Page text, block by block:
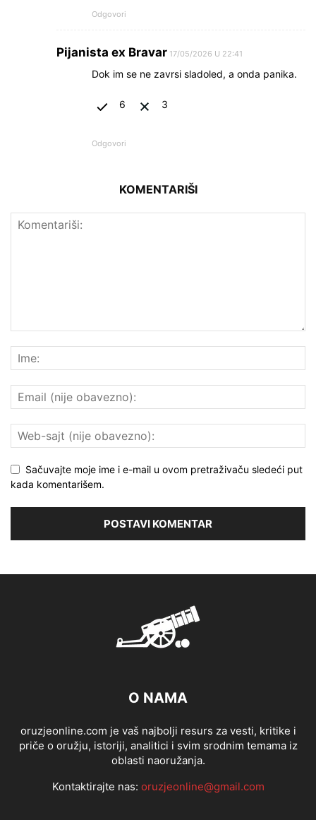
Odgovori
Pijanista ex Bravar 17/05/2026 U 22:41
Dok im se ne zavrsi sladoled, a onda panika.
6 3
Odgovori
KOMENTARIŠI
Sačuvajte moje ime i e-mail u ovom pretraživaču sledeći put
kada komentarišem.
O NAMA
oruzjeonline.com je vaš najbolji resurs za vesti, kritike i
priče o oružju, istoriji, analitici i svim srodnim temama iz
oblasti naoružanja.
Kontaktirajte nas: oruzjeonline@gmail.com